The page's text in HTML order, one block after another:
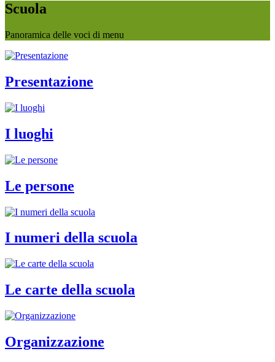
Scuola
Panoramica delle voci di menu
Presentazione
I luoghi
Le persone
I numeri della scuola
Le carte della scuola
Organizzazione